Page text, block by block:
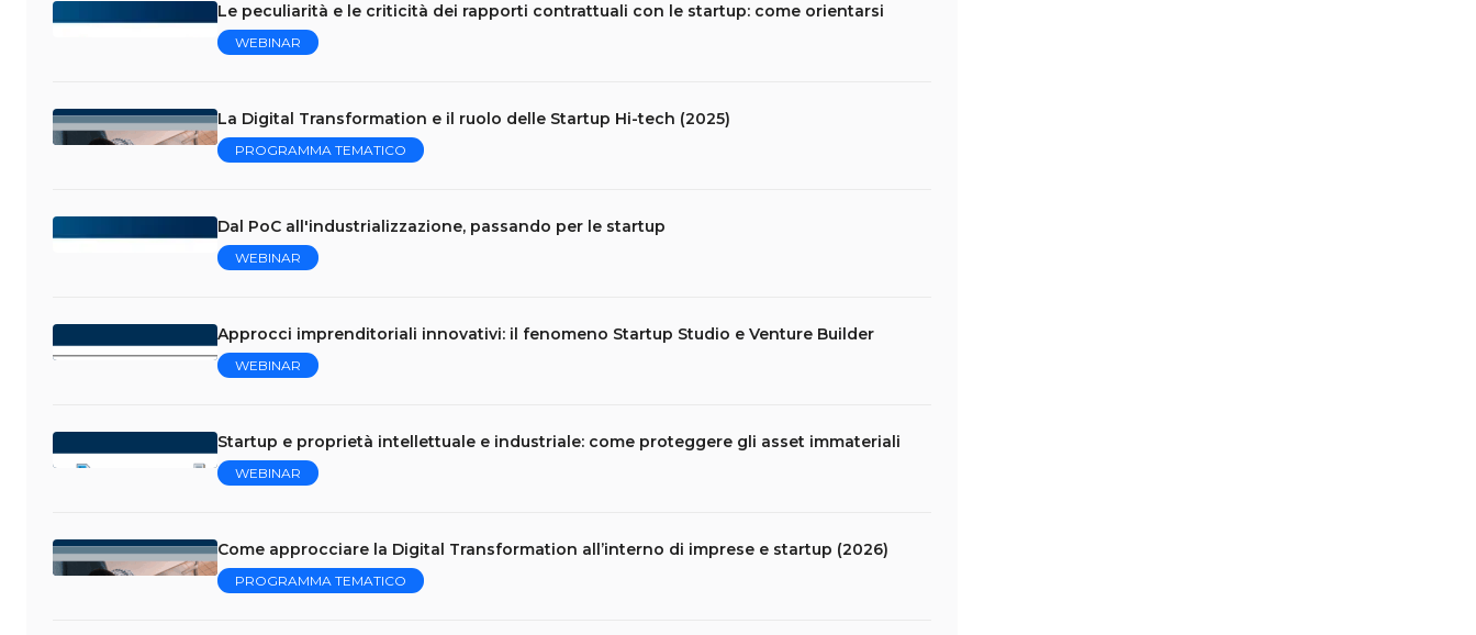
Le peculiarità e le criticità dei rapporti contrattuali con le startup: come orientarsi
WEBINAR
La Digital Transformation e il ruolo delle Startup Hi-tech (2025)
PROGRAMMA TEMATICO
Dal PoC all'industrializzazione, passando per le startup
WEBINAR
Approcci imprenditoriali innovativi: il fenomeno Startup Studio e Venture Builder
WEBINAR
Startup e proprietà intellettuale e industriale: come proteggere gli asset immateriali
WEBINAR
Come approcciare la Digital Transformation all’interno di imprese e startup (2026)
PROGRAMMA TEMATICO